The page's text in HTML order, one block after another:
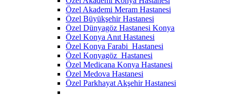
Özel Akademi Meram Hastanesi
Özel Büyükşehir Hastanesi
Özel Dünyagöz Hastanesi Konya
Özel Konya Anıt Hastanesi
Özel Konya Farabi Hastanesi
Özel Konyagöz Hastanesi
Özel Medicana Konya Hastanesi
Özel Medova Hastanesi
Özel Parkhayat Akşehir Hastanesi